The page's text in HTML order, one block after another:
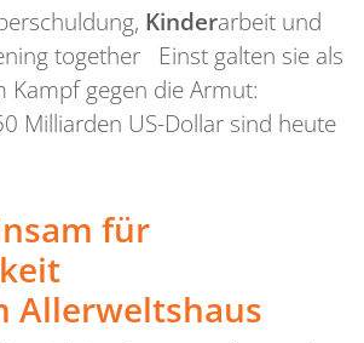
Kinderarbeit und
together Einst galten sie als
Kampf gegen die Armut:
Milliarden US-Dollar sind heute
für
Allerweltshaus